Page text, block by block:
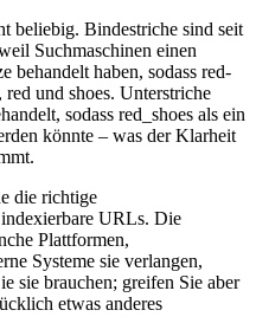
beliebig. Bindestriche sind seit
Suchmaschinen einen
behandelt haben, sodass red-
und shoes. Unterstriche
sodass red_shoes als ein
könnte – was der Klarheit
die richtige
URLs. Die
Plattformen,
Systeme sie verlangen,
sie brauchen; greifen Sie aber
etwas anderes